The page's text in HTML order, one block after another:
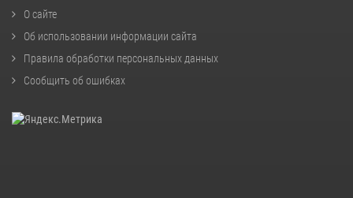
О сайте
Об использовании информации сайта
Правила обработки персональных данных
Сообщить об ошибках